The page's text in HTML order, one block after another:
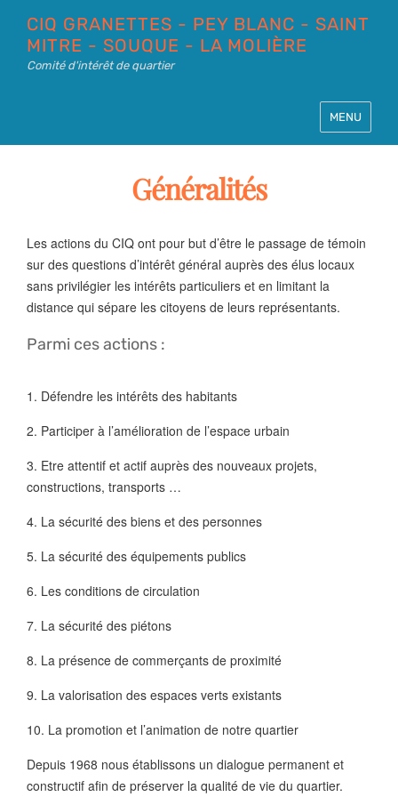
CIQ GRANETTES - PEY BLANC - SAINT
MITRE - SOUQUE - LA MOLIÈRE
Comité d'intérêt de quartier
MENU
Généralités
Les actions du CIQ ont pour but d’être le passage de témoin
sur des questions d’intérêt général auprès des élus locaux
sans privilégier les intérêts particuliers et en limitant la
distance qui sépare les citoyens de leurs représentants.
Parmi ces actions :
1. Défendre les intérêts des habitants
2. Participer à l’amélioration de l’espace urbain
3. Etre attentif et actif auprès des nouveaux projets,
constructions, transports …
4. La sécurité des biens et des personnes
5. La sécurité des équipements publics
6. Les conditions de circulation
7. La sécurité des piétons
8. La présence de commerçants de proximité
9. La valorisation des espaces verts existants
10. La promotion et l’animation de notre quartier
Depuis 1968 nous établissons un dialogue permanent et
constructif afin de préserver la qualité de vie du quartier.